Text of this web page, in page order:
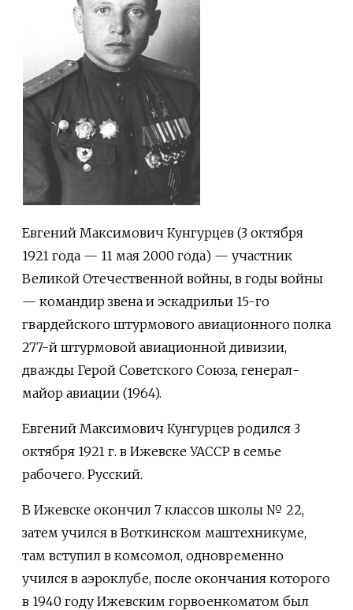
Евгений Максимович Кунгурцев (3 октября
1921 года — 11 мая 2000 года) — участник
Великой Отечественной войны, в годы войны
— командир звена и эскадрильи 15-го
гвардейского штурмового авиационного полка
277-й штурмовой авиационной дивизии,
дважды Герой Советского Союза, генерал-
майор авиации (1964).
Евгений Максимович Кунгурцев родился 3
октября 1921 г. в Ижевске УАССР в семье
рабочего. Русский.
В Ижевске окончил 7 классов школы № 22,
затем учился в Воткинском маштехникуме,
там вступил в комсомол, одновременно
учился в аэроклубе, после окончания которого
в 1940 году Ижевским горвоенкоматом был